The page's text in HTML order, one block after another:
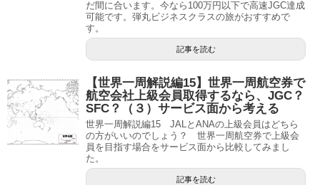
だ間に合います。今なら100万円以下で高速JGC達成
可能です。弾丸ビジネスクラスの旅がおすすめで
す。
記事を読む
【世界一周解説編15】世界一周航空券で
航空会社上級会員取得するなら、JGC？
SFC？（３）サービス面から考える
世界一周解説編15 JALとANAの上級会員はどちら
の方がいいのでしょう？ 世界一周航空券で上級会
員を目指す場合をサービス面から比較してみまし
た。
記事を読む